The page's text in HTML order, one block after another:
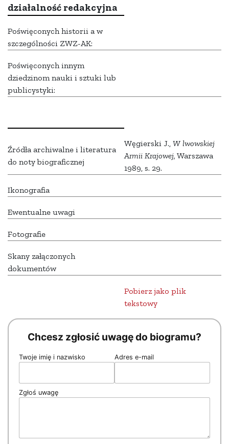
działalność redakcyjna
Poświęconych historii a w
szczególności ZWZ-AK:
Poświęconych innym
dziedzinom nauki i sztuki lub
publicystyki:
Źródła archiwalne i literatura
do noty biograficznej
Węgierski J., W lwowskiej
Armii Krajowej, Warszawa
1989, s. 29.
Ikonografia
Ewentualne uwagi
Fotografie
Skany załączonych
dokumentów
Pobierz jako plik
tekstowy
Chcesz zgłosić uwagę do biogramu?
Twoje imię i nazwisko Adres e-mail
Zgłoś uwagę